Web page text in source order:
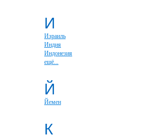
И
Израиль
Индия
Индонезия
ещё...
Й
Йемен
К